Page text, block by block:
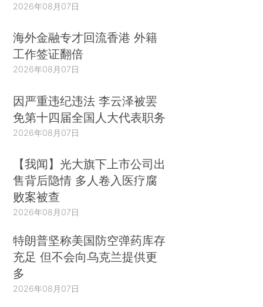
2026年08月07日
海外金融专才回流香港 外籍
工作签证翻倍
2026年08月07日
因严重违纪违法 李云泽被罢
免第十四届全国人大代表职务
2026年08月07日
【我闻】光大旗下上市公司出
售背后隐情 多人卷入医疗腐
败案被查
2026年08月07日
特朗普坚称美国防空弹药库存
充足 但不会向乌克兰提供更
多
2026年08月07日